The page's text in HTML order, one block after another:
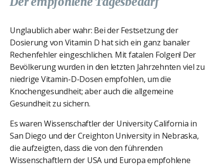
Unglaublich aber wahr: Bei der Festsetzung der
Dosierung von Vitamin D hat sich ein ganz banaler
Rechenfehler eingeschlichen. Mit fatalen Folgen! Der
Bevölkerung wurden in den letzten Jahrzehnten viel zu
niedrige Vitamin-D-Dosen empfohlen, um die
Knochengesundheit; aber auch die allgemeine
Gesundheit zu sichern.
Es waren Wissenschaftler der University California in
San Diego und der Creighton University in Nebraska,
die aufzeigten, dass die von den führenden
Wissenschaftlern der USA und Europa empfohlene